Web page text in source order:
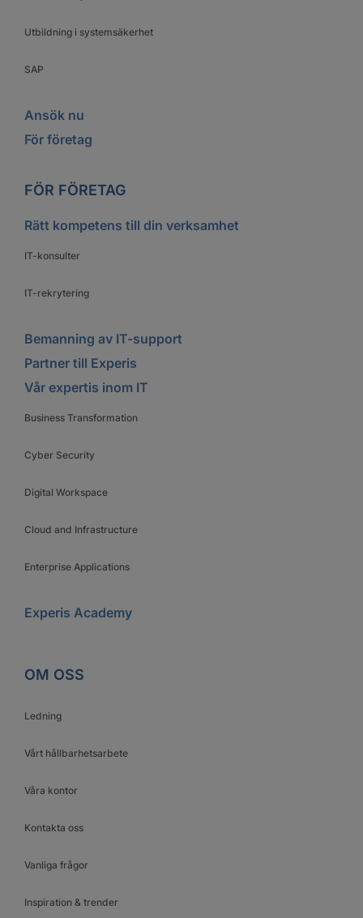
Utbildning i systemsäkerhet
SAP
Ansök nu
För företag
FÖR FÖRETAG
Rätt kompetens till din verksamhet
IT-konsulter
IT-rekrytering
Bemanning av IT-support
Partner till Experis
Vår expertis inom IT
Business Transformation
Cyber Security
Digital Workspace
Cloud and Infrastructure
Enterprise Applications
Experis Academy
OM OSS
Ledning
Vårt hållbarhetsarbete
Våra kontor
Kontakta oss
Vanliga frågor
Inspiration & trender